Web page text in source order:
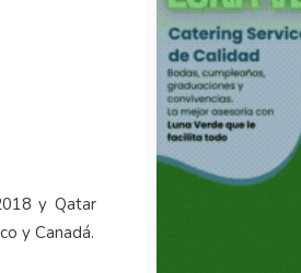
y Qatar
y Canadá.